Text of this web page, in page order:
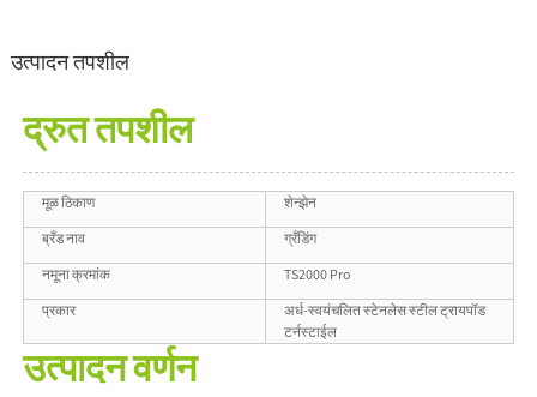
उत्पादन तपशील
द्रुत तपशील
मूळ ठिकाण
शेन्झेन
ब्रँड नाव
ग्रँडिंग
नमूना क्रमांक
TS2000 Pro
प्रकार
अर्ध-स्वयंचलित स्टेनलेस स्टील ट्रायपॉड
टर्नस्टाईल
उत्पादन वर्णन